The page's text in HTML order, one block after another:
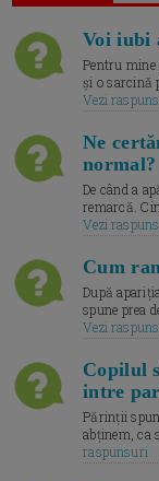
Voi iubi
Pentru
și o sarcină
Vezi
Ne
normal?
De când a
remarcă.
Vezi
Cum
După
spune prea
Vezi
Copilul
intre
Părinții
abținem, ca
raspunsuri